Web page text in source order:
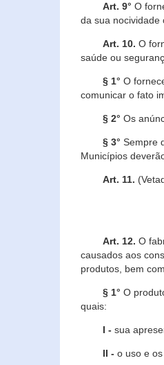
Art. 9° O
da sua nocividade
Art. 10. O
saúde ou
§ 1° O
comunicar o fato
§ 2° Os
§ 3° Sempre
Municípios
Art. 11.
Art. 12. O
causados aos
produtos, bem
§ 1° O
quais:
I - sua
II - o uso e